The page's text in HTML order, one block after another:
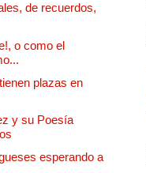
de recuerdos,
o como el
plazas en
y su Poesía
esperando a